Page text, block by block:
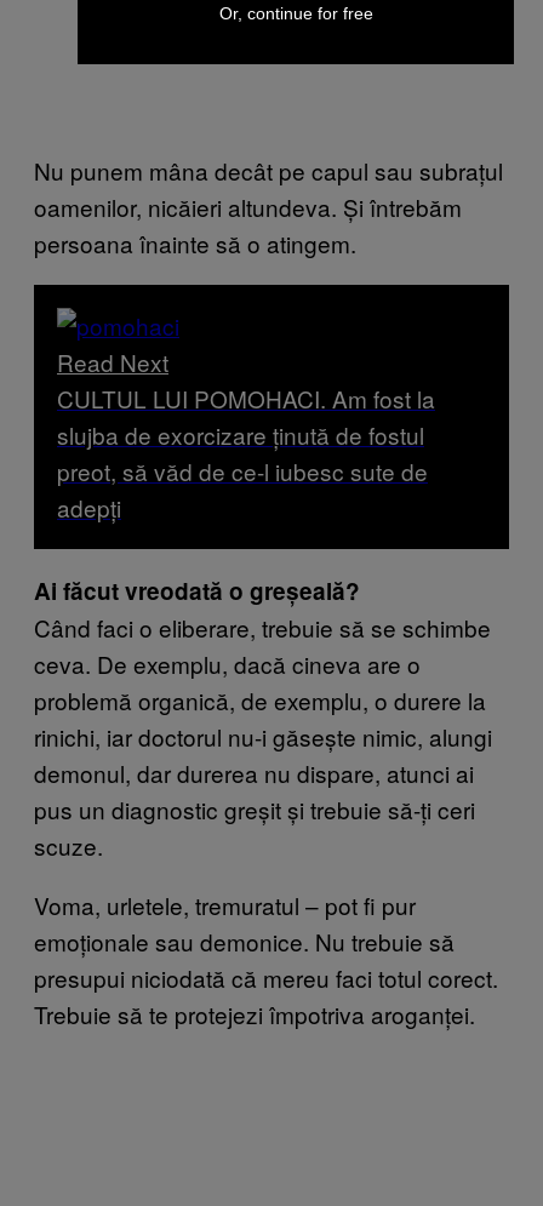
Nu punem mâna decât pe capul sau subrațul
oamenilor, nicăieri altundeva. Și întrebăm
persoana înainte să o atingem.
Read Next
CULTUL LUI POMOHACI. Am fost la
slujba de exorcizare ținută de fostul
preot, să văd de ce-l iubesc sute de
adepți
Ai făcut vreodată o greșeală?
Când faci o eliberare, trebuie să se schimbe
ceva. De exemplu, dacă cineva are o
problemă organică, de exemplu, o durere la
rinichi, iar doctorul nu-i găsește nimic, alungi
demonul, dar durerea nu dispare, atunci ai
pus un diagnostic greșit și trebuie să-ți ceri
scuze.
Voma, urletele, tremuratul – pot fi pur
emoționale sau demonice. Nu trebuie să
presupui niciodată că mereu faci totul corect.
Trebuie să te protejezi împotriva aroganței.
Or, continue for free